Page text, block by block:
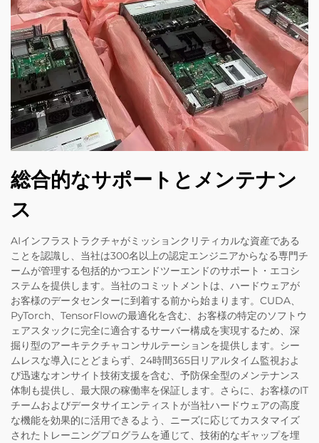
総合的なサポートとメンテナン
ス
AIインフラストラクチャがミッションクリティカルな資産である
ことを認識し、当社は300名以上の認定エンジニアからなる専門チ
ームが管理する包括的かつエンドツーエンドのサポート・エコシ
ステムを提供します。当社のコミットメントは、ハードウェアが
お客様のデータセンターに到着する前から始まります。CUDA、
PyTorch、TensorFlowの最適化を含む、お客様の特定のソフトウ
ェアスタックに完全に適合するサーバー構成を実現するため、深
掘り型のアーキテクチャコンサルテーションを提供します。シー
ムレスな導入にとどまらず、24時間365日リアルタイム監視およ
び迅速なオンサイト技術支援を含む、予防保全型のメンテナンス
体制も提供し、最大限の稼働率を保証します。さらに、お客様のIT
チームおよびデータサイエンティストが当社ハードウェアの高度
な機能を効果的に活用できるよう、ニーズに応じてカスタマイズ
されたトレーニングプログラムを通じて、技術的なギャップを埋